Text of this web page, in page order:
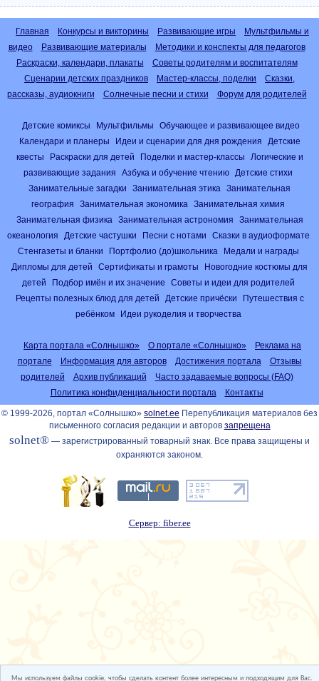
Мы используем файлы cookie, чтобы сделать контент более интересным и подходящим для Вас.
Главная Конкурсы и викторины Развивающие игры
Мультфильмы и
видео
Развивающие материалы
Методики и конспекты для педагогов
Раскраски, календари, плакаты
Советы родителям и воспитателям
Сценарии детских праздников
Мастер-классы, поделки
Сказки,
рассказы, аудиокниги
Солнечные песни и стихи Форум для родителей
Детские комиксы Мультфильмы
Обучающее и развивающее видео
Календари и планеры
Идеи и сценарии для дня рождения
Детские
квесты
Раскраски для детей Поделки и мастер-классы
Логические и
развивающие задания
Азбука и обучение чтению
Детские стихи
Занимательные загадки
Занимательная этика
Занимательная
география
Занимательная экономика
Занимательная химия
Занимательная физика
Занимательная астрономия
Занимательная
океанология
Детские частушки Песни с нотами
Сказки в аудиоформате
Стенгазеты и бланки
Портфолио (до)школьника
Медали и награды
Дипломы для детей
Сертификаты и грамоты
Новогодние костюмы для
детей
Подбор имён и их значение
Советы и идеи для родителей
Рецепты полезных блюд для детей
Детские причёски
Путешествия с
ребёнком
Идеи рукоделия и творчества
Карта портала «Солнышко» О портале «Солнышко»
Реклама на
портале
Информация для авторов Достижения портала
Отзывы
родителей
Архив публикаций
Часто задаваемые вопросы (FAQ)
Политика конфиденциальности портала
Контакты
© 1999-2026, портал «Солнышко» solnet.ee Перепубликация материалов без
письменного согласия редакции и авторов запрещена
solnet® — зарегистрированный товарный знак. Все права защищены и
охраняются законом.
Сервер: fiber.ee